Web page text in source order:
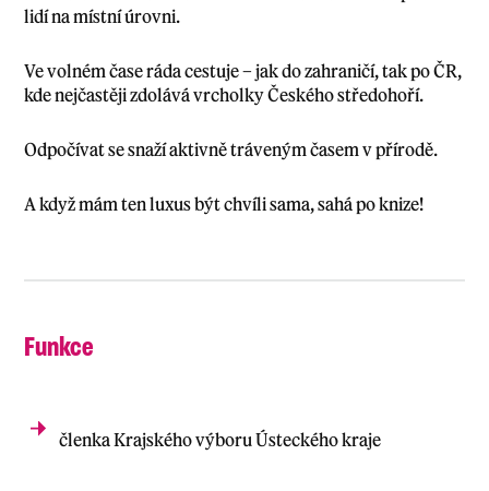
lidí na místní úrovni.
Ve volném čase ráda cestuje – jak do zahraničí, tak po ČR,
kde nejčastěji zdolává vrcholky Českého středohoří.
Odpočívat se snaží aktivně tráveným časem v přírodě.
A když mám ten luxus být chvíli sama, sahá po knize!
Funkce
členkaKrajského výboru Ústeckého kraje